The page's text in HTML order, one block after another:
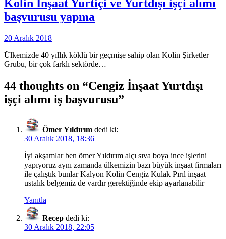
Kolin İnşaat Yurtiçi ve Yurtdışı işçi alımı
başvurusu yapma
20 Aralık 2018
Ülkemizde 40 yıllık köklü bir geçmişe sahip olan Kolin Şirketler
Grubu, bir çok farklı sektörde…
44 thoughts on “Cengiz İnşaat Yurtdışı
işçi alımı iş başvurusu”
Ömer Yıldırım dedi ki:
30 Aralık 2018, 18:36
İyi akşamlar ben ömer Yıldırım alçı sıva boya ince işlerini
yapıyoruz aynı zamanda ülkemizin bazı büyük inşaat firmaları
ile çalıştık bunlar Kalyon Kolin Cengiz Kulak Pırıl inşaat
ustalık belgemiz de vardır gerektiğinde ekip ayarlanabilir
Yanıtla
Recep dedi ki:
30 Aralık 2018, 22:05